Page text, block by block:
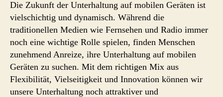
Die Zukunft der Unterhaltung auf mobilen Geräten ist
vielschichtig und dynamisch. Während die
traditionellen Medien wie Fernsehen und Radio immer
noch eine wichtige Rolle spielen, finden Menschen
zunehmend Anreize, ihre Unterhaltung auf mobilen
Geräten zu suchen. Mit dem richtigen Mix aus
Flexibilität, Vielseitigkeit und Innovation können wir
unsere Unterhaltung noch attraktiver und